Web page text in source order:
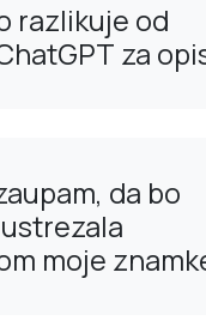
razlikuje od
za
da bo
moje